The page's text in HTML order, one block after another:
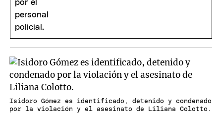
Isidoro Gómez es identificado, detenido y condenado
por la violación y el asesinato de Liliana Colotto.